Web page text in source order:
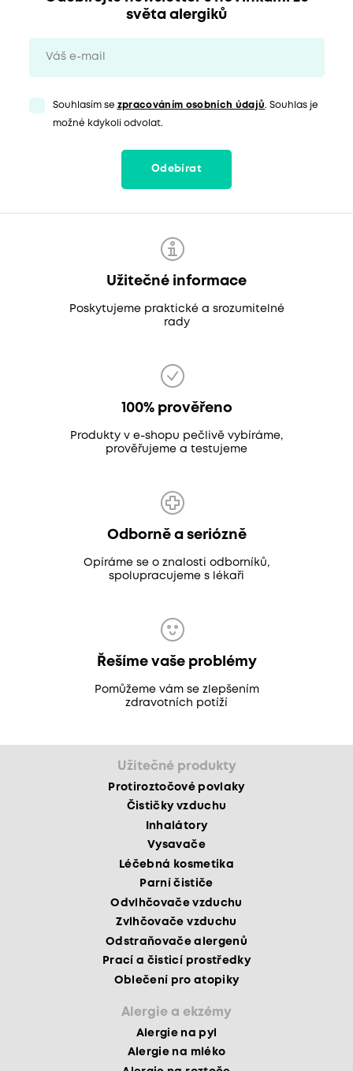
světa alergiků
Souhlasím se zpracováním osobních údajů. Souhlas je
možné kdykoli odvolat.
Odebírat
Užitečné informace
Poskytujeme praktické a srozumitelné
rady
100% prověřeno
Produkty v e-shopu pečlivě vybíráme,
prověřujeme a testujeme
Odborně a seriózně
Opíráme se o znalosti odborníků,
spolupracujeme s lékaři
Řešíme vaše problémy
Pomůžeme vám se zlepšením
zdravotních potíží
Užitečné produkty
Protiroztočové povlaky
Čističky vzduchu
Inhalátory
Vysavače
Léčebná kosmetika
Parní čističe
Odvlhčovače vzduchu
Zvlhčovače vzduchu
Odstraňovače alergenů
Prací a čisticí prostředky
Oblečení pro atopiky
Alergie a ekzémy
Alergie na pyl
Alergie na mléko